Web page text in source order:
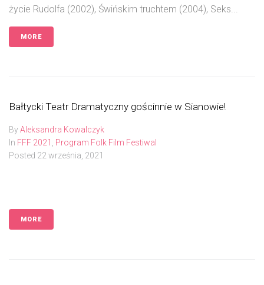
życie Rudolfa (2002), Świńskim truchtem (2004), Seks...
MORE
Bałtycki Teatr Dramatyczny gościnnie w Sianowie!
ByAleksandra Kowalczyk
In FFF 2021
Program Folk Film Festiwal
Posted 22 września, 2021
MORE